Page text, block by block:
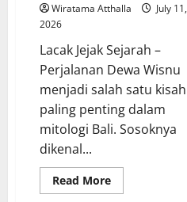
Wiratama Atthalla
July 11,
2026
Lacak Jejak Sejarah –
Perjalanan Dewa Wisnu
menjadi salah satu kisah
paling penting dalam
mitologi Bali. Sosoknya
dikenal...
Read MoreRead
more